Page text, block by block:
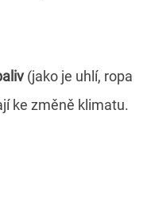
(jako je uhlí, ropa
ke změně klimatu.